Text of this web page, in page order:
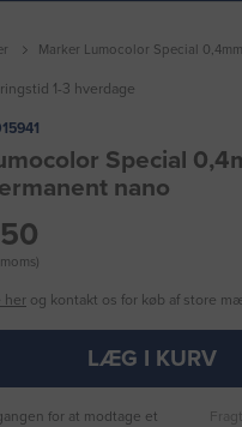
Marker Lumocolor Special
1-3 hverdage
Special
nano
her og kontakt os for køb af store
LÆG I KURV
for at modtage et